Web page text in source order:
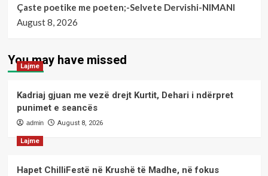
Çaste poetike me poeten;-Selvete Dervishi-NIMANI
August 8, 2026
You may have missed
Lajme
Kadriaj gjuan me vezë drejt Kurtit, Dehari i ndërpret
punimet e seancës
admin August 8, 2026
Lajme
Hapet ChilliFestë në Krushë të Madhe, në fokus